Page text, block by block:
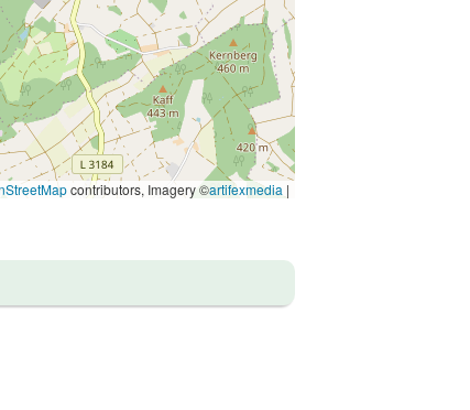
contributors, Imagery ©artifexmedia |